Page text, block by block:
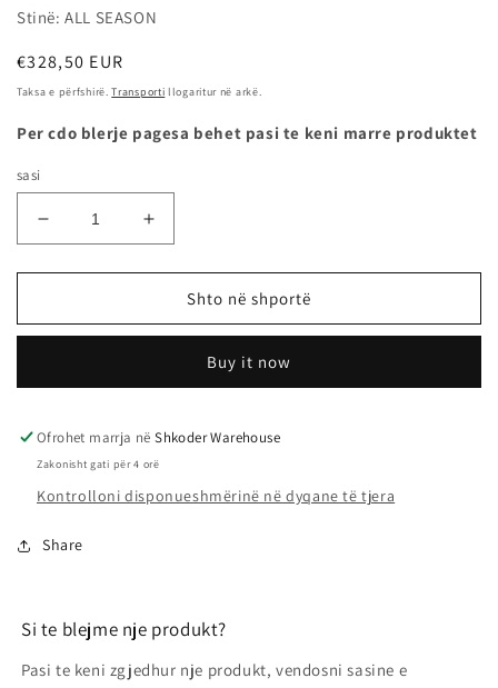
Stinë: ALL SEASON
Çmimi
i
€328,50 EUR
Taksa e përfshirë.Transporti llogaritur në arkë.
Per cdo blerje pagesa behet pasi te keni marre produktet
sasi
Zvogëlo
sasinë
për
110H
CLIMATE2
-
MICHELIN
Rrit
sasinë
për
275/45R20
110H
CROSS
CLIMATE2
-
MICHELIN
Shto në shportë
Buy it now
Ofrohet marrja nëShkoder Warehouse
Zakonisht gati për 4 orë
Kontrolloni disponueshmërinë në dyqane të tjera
Share
Si te blejme nje produkt?
Pasi te keni zgjedhur nje produkt, vendosni sasine e